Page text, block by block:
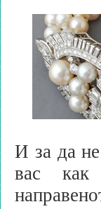
И за да
вас как